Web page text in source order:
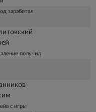
заработал
получил
с игры